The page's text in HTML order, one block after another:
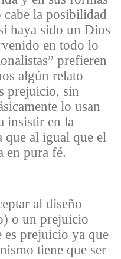
cabe la posibilidad
haya sido un Dios
en todo lo
prefieren
algún relato
prejuicio, sin
lo usan
insistir en la
que al igual que el
en pura fé.
al diseño
o un prejuicio
prejuicio ya que
tiene que ser